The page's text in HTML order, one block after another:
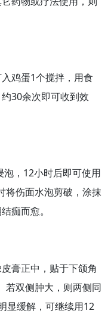
鸡蛋1个搅拌，用食
30余次即可收到效
，12小时后即可使用
将伤面水泡剪破，涂抹
痂而愈。
膏正中，贴于下颌角
若双侧肿大，则两侧同
显缓解，可继续用12